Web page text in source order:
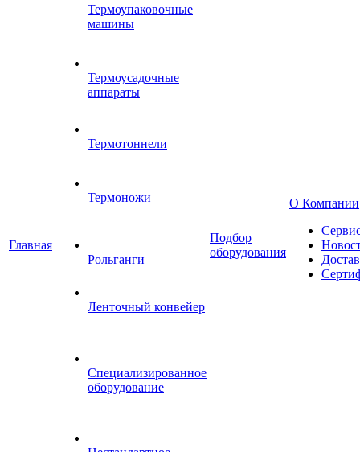
Главная
Термоупаковочные
машины
Термоусадочные
аппараты
Термотоннели
Термоножи
Рольганги
Ленточный конвейер
Специализированное
оборудование
Подбор
оборудования
О Компании